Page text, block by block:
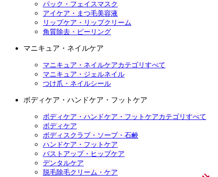
パック・フェイスマスク
アイケア・まつ毛美容液
リップケア・リップクリーム
角質除去・ピーリング
マニキュア・ネイルケア
マニキュア・ネイルケアカテゴリすべて
マニキュア・ジェルネイル
つけ爪・ネイルシール
ボディケア・ハンドケア・フットケア
ボディケア・ハンドケア・フットケアカテゴリすべて
ボディケア
ボディスクラブ・ソープ・石鹸
ハンドケア・フットケア
バストアップ・ヒップケア
デンタルケア
脱毛除毛クリーム・ケア